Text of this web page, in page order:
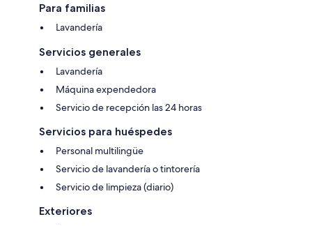
Para familias
Lavandería
Servicios generales
Lavandería
Máquina expendedora
Servicio de recepción las 24 horas
Servicios para huéspedes
Personal multilingüe
Servicio de lavandería o tintorería
Servicio de limpieza (diario)
Exteriores